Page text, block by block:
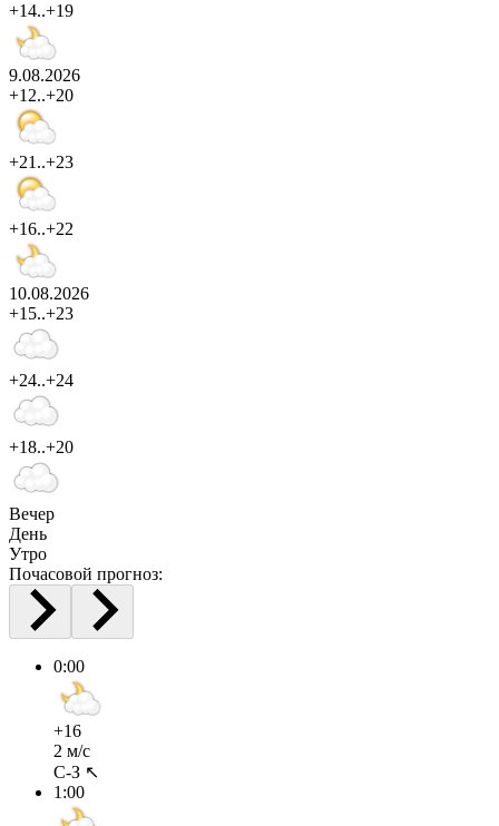
+14..+19
9.08.2026
+12..+20
+21..+23
+16..+22
10.08.2026
+15..+23
+24..+24
+18..+20
Вечер
День
Утро
Почасовой прогноз:
0:00
+16
2 м/с
С-З ↖
1:00